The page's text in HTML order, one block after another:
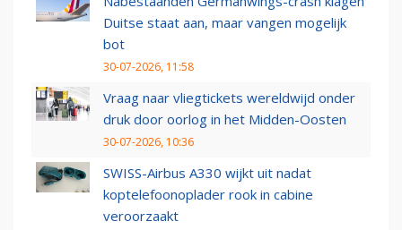
Duitse staat aan, maar vangen mogelijk
bot
30-07-2026, 11:58
Vraag naar vliegtickets wereldwijd onder
druk door oorlog in het Midden-Oosten
30-07-2026, 10:36
SWISS-Airbus A330 wijkt uit nadat
koptelefoonoplader rook in cabine
veroorzaakt